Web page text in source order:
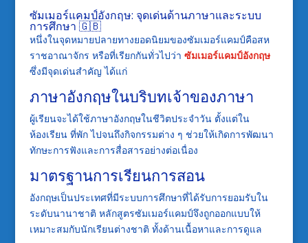
ซัมเมอร์แคมป์อังกฤษ: จุดเด่นด้านภาษาและระบบ
การศึกษา 🇬🇧
หนึ่งในจุดหมายปลายทางยอดนิยมของซัมเมอร์แคมป์คือสห
ราชอาณาจักร หรือที่เรียกกันทั่วไปว่า ซัมเมอร์แคมป์อังกฤษ
ซึ่งมีจุดเด่นสำคัญ ได้แก่
ภาษาอังกฤษในบริบทเจ้าของภาษา
ผู้เรียนจะได้ใช้ภาษาอังกฤษในชีวิตประจำวัน ตั้งแต่ใน
ห้องเรียน ที่พัก ไปจนถึงกิจกรรมต่าง ๆ ช่วยให้เกิดการพัฒนา
ทักษะการฟังและการสื่อสารอย่างต่อเนื่อง
มาตรฐานการเรียนการสอน
อังกฤษเป็นประเทศที่มีระบบการศึกษาที่ได้รับการยอมรับใน
ระดับนานาชาติ หลักสูตรซัมเมอร์แคมป์จึงถูกออกแบบให้
เหมาะสมกับนักเรียนต่างชาติ ทั้งด้านเนื้อหาและการดูแล